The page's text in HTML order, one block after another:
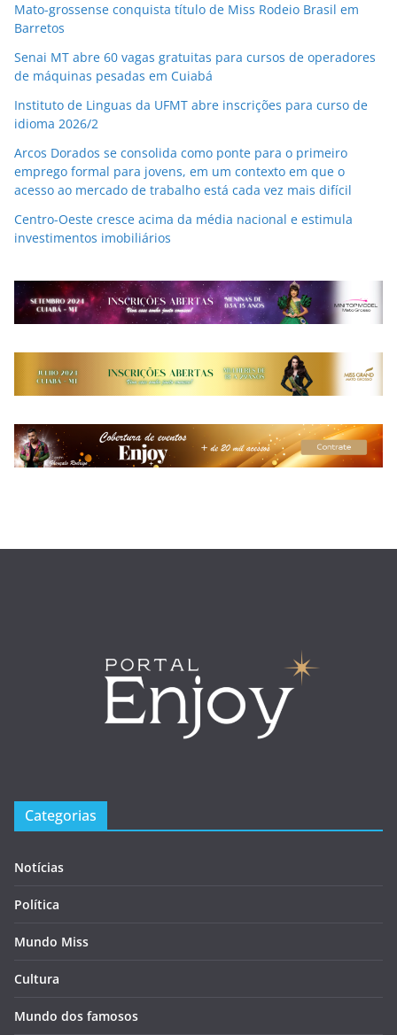
Mato-grossense conquista título de Miss Rodeio Brasil em
Barretos
Senai MT abre 60 vagas gratuitas para cursos de operadores
de máquinas pesadas em Cuiabá
Instituto de Linguas da UFMT abre inscrições para curso de
idioma 2026/2
Arcos Dorados se consolida como ponte para o primeiro
emprego formal para jovens, em um contexto em que o
acesso ao mercado de trabalho está cada vez mais difícil
Centro-Oeste cresce acima da média nacional e estimula
investimentos imobiliários
Categorias
Notícias
Política
Mundo Miss
Cultura
Mundo dos famosos